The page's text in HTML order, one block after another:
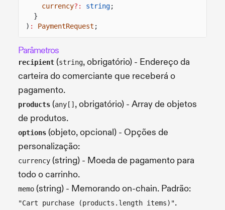
currency?: string;
}
) : PaymentRequest ;
Parâmetros
recipient (string, obrigatório) - Endereço da
carteira do comerciante que receberá o
pagamento.
products (any[] , obrigatório) - Array de objetos
de produtos.
options (objeto, opcional) - Opções de
personalização:
currency (string) - Moeda de pagamento para
todo o carrinho.
memo (string) - Memorando on-chain. Padrão:
"Cart purchase (products.length items)".